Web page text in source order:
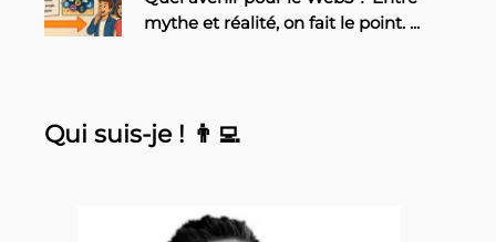
mythe et réalité, on fait le point. ...
Qui suis-je ! 👨‍💻